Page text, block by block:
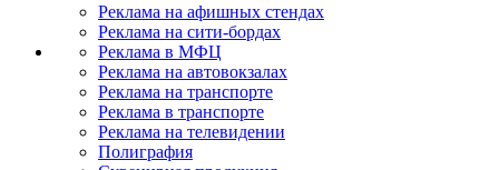
Реклама на афишных стендах
Реклама на сити-бордах
Реклама в МФЦ
Реклама на автовокзалах
Реклама на транспорте
Реклама в транспорте
Реклама на телевидении
Полиграфия